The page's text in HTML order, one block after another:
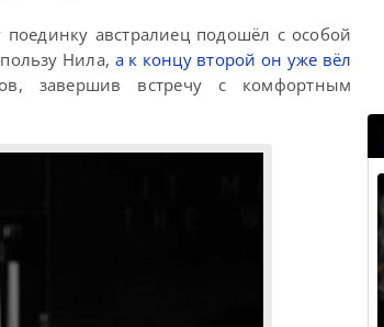
австралиец подошёл с особой
Нила, а к концу второй он уже вёл
завершив встречу с комфортным